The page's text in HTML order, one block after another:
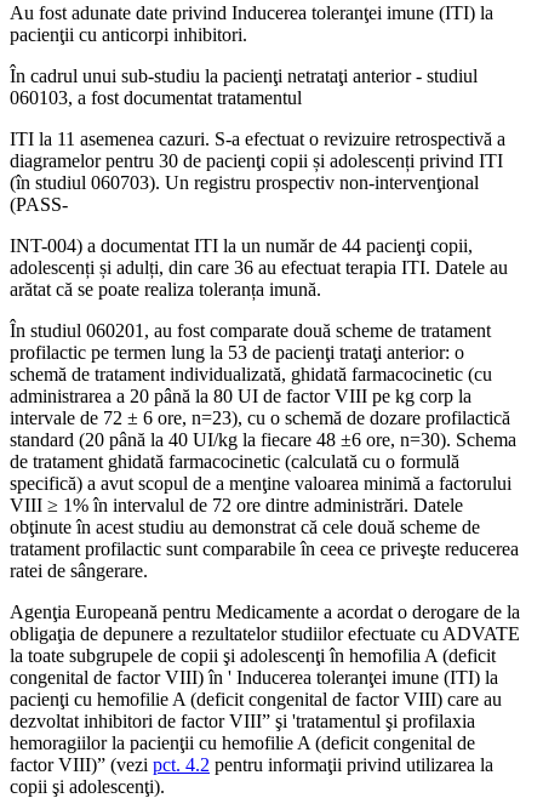
Au fost adunate date privind Inducerea toleranţei imune (ITI) la
pacienţii cu anticorpi inhibitori.
În cadrul unui sub-studiu la pacienţi netrataţi anterior - studiul
060103, a fost documentat tratamentul
ITI la 11 asemenea cazuri. S-a efectuat o revizuire retrospectivă a
diagramelor pentru 30 de pacienţi copii și adolescenți privind ITI
(în studiul 060703). Un registru prospectiv non-intervenţional
(PASS-
INT-004) a documentat ITI la un număr de 44 pacienţi copii,
adolescenți și adulți, din care 36 au efectuat terapia ITI. Datele au
arătat că se poate realiza toleranța imună.
În studiul 060201, au fost comparate două scheme de tratament
profilactic pe termen lung la 53 de pacienţi trataţi anterior: o
schemă de tratament individualizată, ghidată farmacocinetic (cu
administrarea a 20 până la 80 UI de factor VIII pe kg corp la
intervale de 72 ± 6 ore, n=23), cu o schemă de dozare profilactică
standard (20 până la 40 UI/kg la fiecare 48 ±6 ore, n=30). Schema
de tratament ghidată farmacocinetic (calculată cu o formulă
specifică) a avut scopul de a menţine valoarea minimă a factorului
VIII ≥ 1% în intervalul de 72 ore dintre administrări. Datele
obţinute în acest studiu au demonstrat că cele două scheme de
tratament profilactic sunt comparabile în ceea ce priveşte reducerea
ratei de sângerare.
Agenţia Europeană pentru Medicamente a acordat o derogare de la
obligaţia de depunere a rezultatelor studiilor efectuate cu ADVATE
la toate subgrupele de copii şi adolescenţi în hemofilia A (deficit
congenital de factor VIII) în ' Inducerea toleranţei imune (ITI) la
pacienţi cu hemofilie A (deficit congenital de factor VIII) care au
dezvoltat inhibitori de factor VIII” şi 'tratamentul şi profilaxia
hemoragiilor la pacienţii cu hemofilie A (deficit congenital de
factor VIII)” (vezi pct. 4.2 pentru informaţii privind utilizarea la
copii şi adolescenţi).